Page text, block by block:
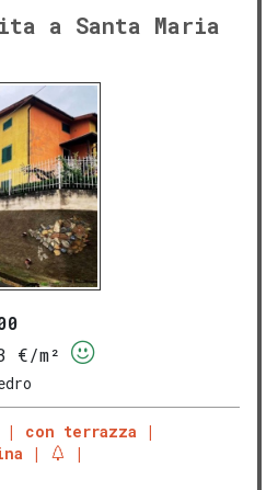
a Santa Maria
€/m²
con terrazza